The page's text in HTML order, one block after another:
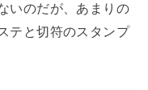
いのだが、あまりの
テと切符のスタンプ